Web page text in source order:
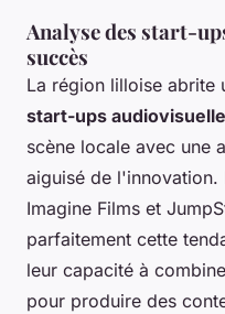
Analyse des start-
succès
La région lilloise abrite
start-ups
scène locale avec une
aiguisé de l'innovation.
Imagine Films et
parfaitement cette
leur capacité à
pour produire des